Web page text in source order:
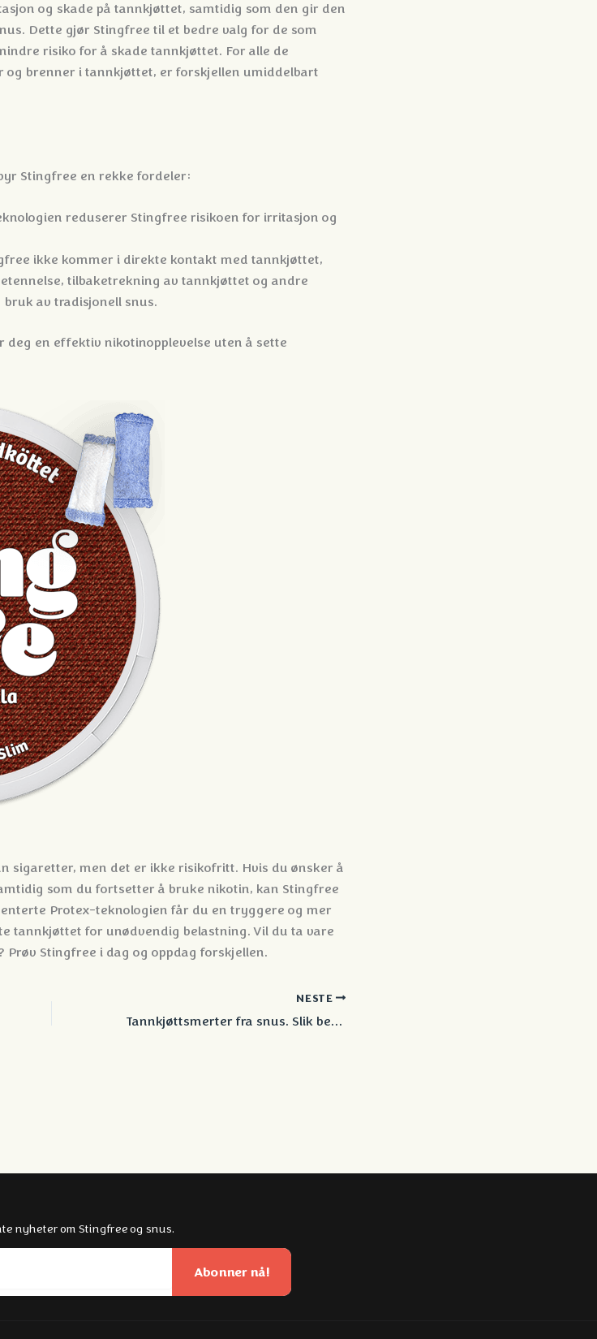
og skade på tannkjøttet, samtidig som den gir den
Dette gjør Stingfree til et bedre valg for de som
risiko for å skade tannkjøttet. For alle de
og brenner i tannkjøttet, er forskjellen umiddelbart
Stingfree en rekke fordeler:
reduserer Stingfree risikoen for irritasjon og
ikke kommer i direkte kontakt med tannkjøttet,
tilbaketrekning av tannkjøttet og andre
av tradisjonell snus.
deg en effektiv nikotinopplevelse uten å sette
sigaretter, men det er ikke risikofritt. Hvis du ønsker å
som du fortsetter å bruke nikotin, kan Stingfree
Protex-teknologien får du en tryggere og mer
tannkjøttet for unødvendig belastning. Vil du ta vare
Stingfree i dag og oppdag forskjellen.
NESTE
Tannkjøttsmerter fra snus. Slik beskytter du tannkjøttet ditt
nyheter om Stingfree og snus.
Abonner nå!